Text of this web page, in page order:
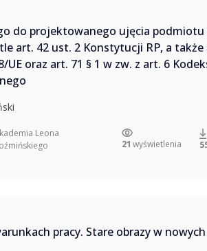
do projektowanego ujęcia podmiotu
art. 42 ust. 2 Konstytucji RP, a także
UE oraz art. 71 § 1 w zw. z art. 6
Leona
21 wyświetlenia
pracy. Stare obrazy w nowych